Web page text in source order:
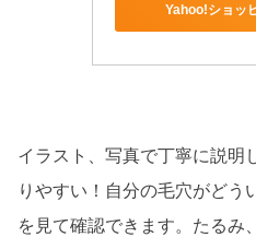
Yahoo!ショッ
イラスト、写真で丁寧に説明
りやすい！自分の毛穴がどう
を見て確認できます。たるみ